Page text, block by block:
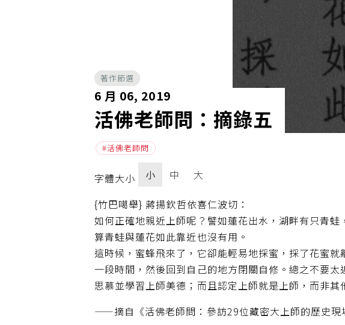
著作節選
6 月 06, 2019
活佛老師問：摘錄五
活佛老師問
字體大小 小 中 大
{竹巴噶舉} 蔣揚欽哲依喜仁波切：
如何正確地親近上師呢？譬如蓮花出水，湖畔有只青
算青蛙與蓮花如此靠近也沒有用。
這時候，蜜蜂飛來了，它卻能輕易地採蜜，採了花蜜
一段時間，然後回到自己的地方閉關自修。總之不要太
思慕並學習上師美德；而且認定上師就是上師，而非其
——摘自《活佛老師問：參訪29位藏密大上師的歷史現